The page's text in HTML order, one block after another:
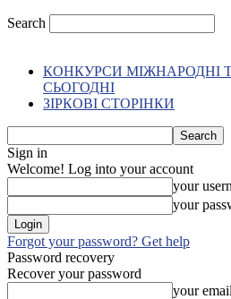
Search
КОНКУРСИ МІЖНАРОДНІ
СЬОГОДНІ
ЗІРКОВІ СТОРІНКИ
Sign in
Welcome! Log into your account
your
your
Forgot your password? Get help
Password recovery
Recover your password
your email